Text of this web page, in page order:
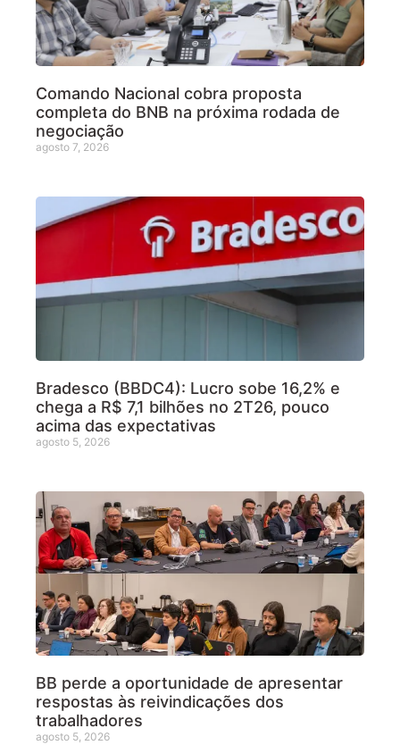
Comando Nacional cobra proposta
completa do BNB na próxima rodada de
negociação
agosto 7, 2026
Bradesco (BBDC4): Lucro sobe 16,2% e
chega a R$ 7,1 bilhões no 2T26, pouco
acima das expectativas
agosto 5, 2026
BB perde a oportunidade de apresentar
respostas às reivindicações dos
trabalhadores
agosto 5, 2026